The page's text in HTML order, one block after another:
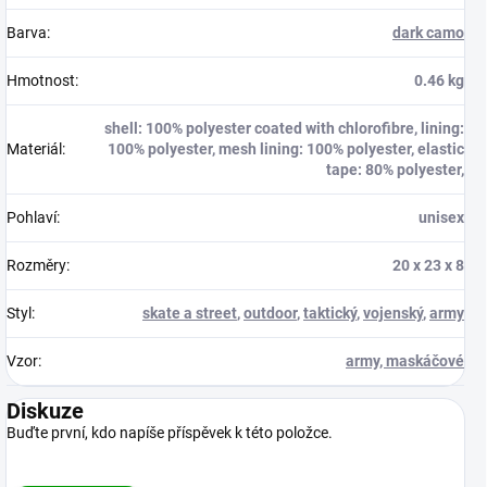
Barva: dark camo
Hmotnost: 0.46 kg
Materiál :
shell: 100% polyester coated with chlorofibre, lining:
100% polyester, mesh lining: 100% polyester, elastic
tape: 80% polyester,
Pohlaví: unisex
Rozměry: 20 x 23 x 8
Styl : skate a street,outdoor,taktický,vojenský,army
Vzor: army, maskáčové
Diskuze
Buďte první, kdo napíše příspěvek k této položce.